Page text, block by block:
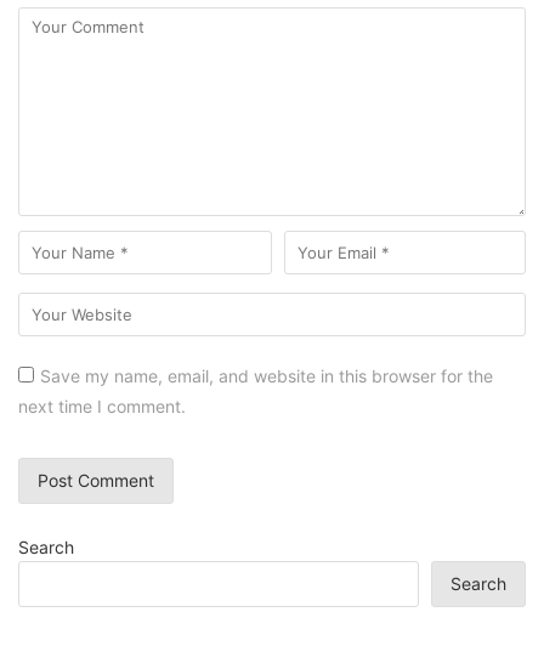
Save my name, email, and website in this browser for the
next time I comment.
Search
Search